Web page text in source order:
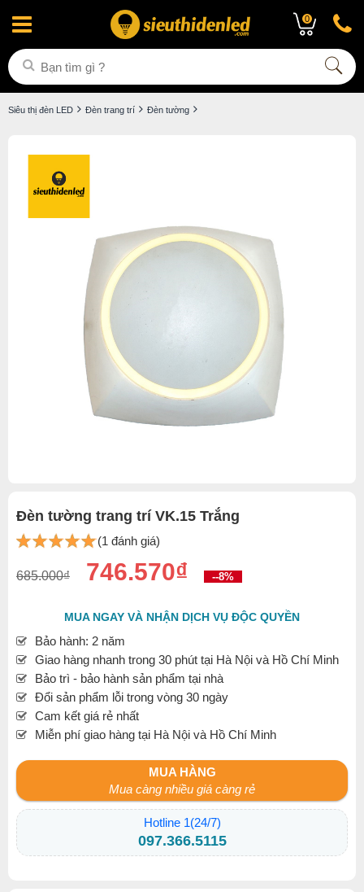
0
Siêu thị đèn LED Đèn trang trí Đèn tường
Đèn tường trang trí VK.15 Trắng
(1 đánh giá)
685.000₫ 746.570₫ --8%
MUA NGAY VÀ NHẬN DỊCH VỤ ĐỘC QUYỀN
Bảo hành: 2 năm
Giao hàng nhanh trong 30 phút tại Hà Nội và Hồ Chí Minh
Bảo trì - bảo hành sản phẩm tại nhà
Đổi sản phẩm lỗi trong vòng 30 ngày
Cam kết giá rẻ nhất
Miễn phí giao hàng tại Hà Nội và Hồ Chí Minh
MUA HÀNG
Mua càng nhiều giá càng rẻ
Hotline 1(24/7)
097.366.5115